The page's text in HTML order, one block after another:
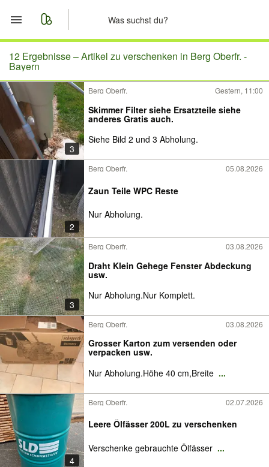
Start
Merkliste
Nachrichten
Anzeige aufgeben
12 Ergebnisse –Artikel zu verschenken in Berg Oberfr. -
Bayern
3
Berg Oberfr. Gestern, 11:00
Skimmer Filter siehe Ersatzteile siehe
anderes Gratis auch.
Siehe Bild 2 und 3 Abholung.
2
Berg Oberfr. 05.08.2026
Zaun Teile WPC Reste
Nur Abholung.
3
Berg Oberfr. 03.08.2026
Draht Klein Gehege Fenster Abdeckung
usw.
Nur Abholung.Nur Komplett.
Berg Oberfr. 03.08.2026
Grosser Karton zum versenden oder
verpacken usw.
Nur Abholung.Höhe 40 cm,Breite ...
4
Berg Oberfr. 02.07.2026
Leere Ölfässer 200L zu verschenken
Verschenke gebrauchte Ölfässer ...